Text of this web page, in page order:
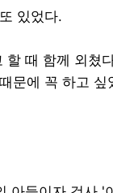
있었다.
할 때 함께 외쳤
문에 꼭 하고 싶